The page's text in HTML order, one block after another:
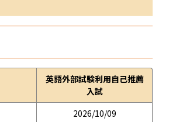
英語外部試験利用自己推薦
入試
2026/10/09